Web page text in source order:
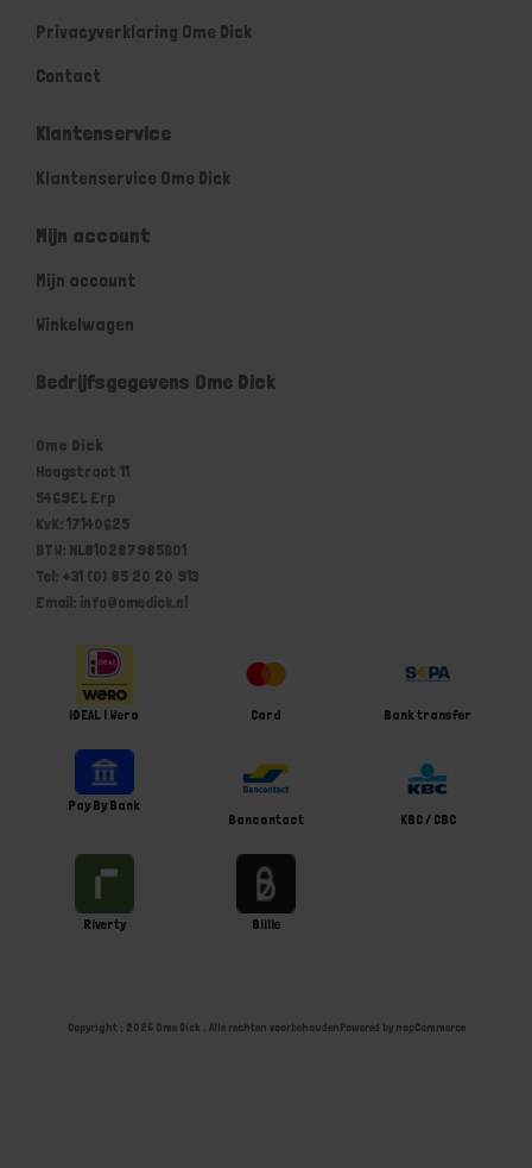
Privacyverklaring Ome Dick
Contact
Klantenservice
Klantenservice Ome Dick
Mijn account
Mijn account
Winkelwagen
Bedrijfsgegevens Ome Dick
Ome Dick
Hoogstraat 11
5469EL Erp
KvK: 17140625
BTW: NL810287985B01
Tel: +31 (0) 85 20 20 913
Email: info@omedick.nl
iDEAL | Wero Card Bank transfer
Pay By Bank
Bancontact
KBC / CBC
Riverty Billie
Copyright ; 2026 Ome Dick . Alle rechten voorbehoudenPowered by nopCommerce